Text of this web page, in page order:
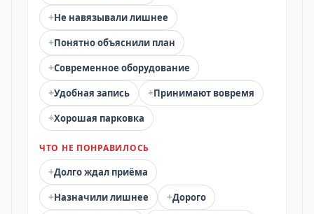
+Не навязывали лишнее
+Понятно объяснили план
+Современное оборудование
+Удобная запись +Принимают вовремя
+Хорошая парковка
ЧТО НЕ ПОНРАВИЛОСЬ
+Долго ждал приёма
+Назначили лишнее +Дорого